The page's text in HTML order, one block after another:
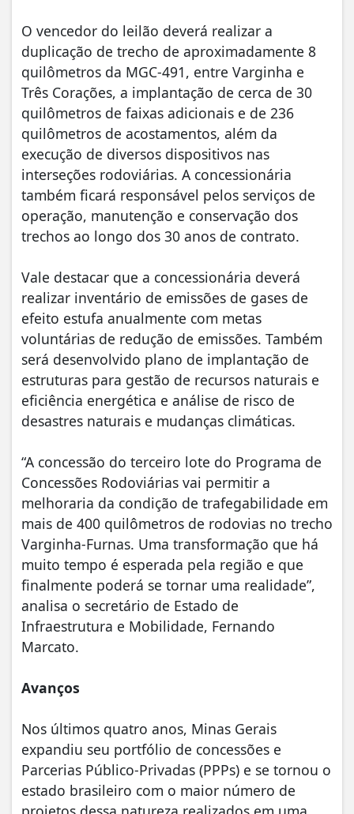
O vencedor do leilão deverá realizar a
duplicação de trecho de aproximadamente 8
quilômetros da MGC-491, entre Varginha e
Três Corações, a implantação de cerca de 30
quilômetros de faixas adicionais e de 236
quilômetros de acostamentos, além da
execução de diversos dispositivos nas
interseções rodoviárias. A concessionária
também ficará responsável pelos serviços de
operação, manutenção e conservação dos
trechos ao longo dos 30 anos de contrato.
Vale destacar que a concessionária deverá
realizar inventário de emissões de gases de
efeito estufa anualmente com metas
voluntárias de redução de emissões. Também
será desenvolvido plano de implantação de
estruturas para gestão de recursos naturais e
eficiência energética e análise de risco de
desastres naturais e mudanças climáticas.
“A concessão do terceiro lote do Programa de
Concessões Rodoviárias vai permitir a
melhoraria da condição de trafegabilidade em
mais de 400 quilômetros de rodovias no trecho
Varginha-Furnas. Uma transformação que há
muito tempo é esperada pela região e que
finalmente poderá se tornar uma realidade”,
analisa o secretário de Estado de
Infraestrutura e Mobilidade, Fernando
Marcato.
Avanços
Nos últimos quatro anos, Minas Gerais
expandiu seu portfólio de concessões e
Parcerias Público-Privadas (PPPs) e se tornou o
estado brasileiro com o maior número de